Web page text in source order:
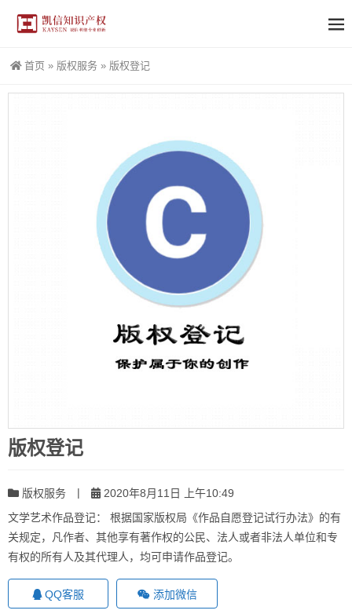
首页 » 版权服务 » 版权登记
版权登记
版权服务 |
2020年8月11日 上午10:49
文学艺术作品登记： 根据国家版权局《作品自愿登记试行办法》的有
关规定，凡作者、其他享有著作权的公民、法人或者非法人单位和专
有权的所有人及其代理人，均可申请作品登记。
QQ客服 添加微信